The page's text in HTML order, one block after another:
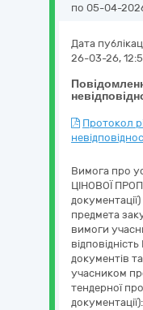
по 05-04-
Дата
26-03-26,
Протокол
Вимога про
ЦІНОВОЇ
предмета
вимоги
документів
учасником
тендерної